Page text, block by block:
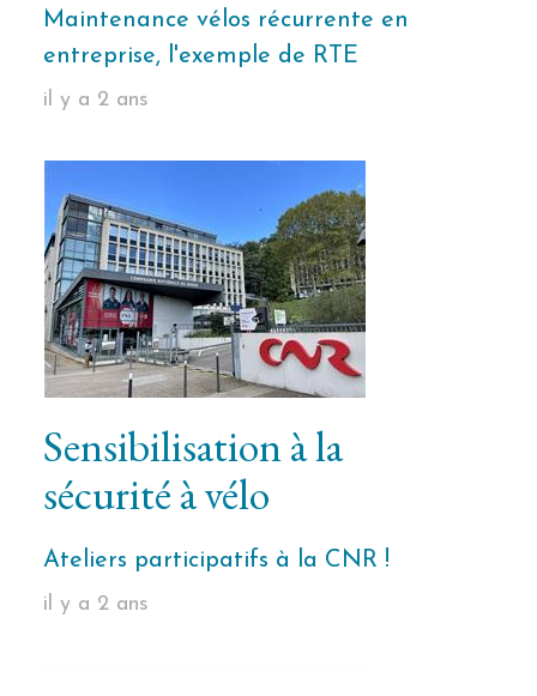
Maintenance vélos récurrente en
entreprise, l'exemple de RTE
il y a 2 ans
Sensibilisation à la
sécurité à vélo
Ateliers participatifs à la CNR !
il y a 2 ans